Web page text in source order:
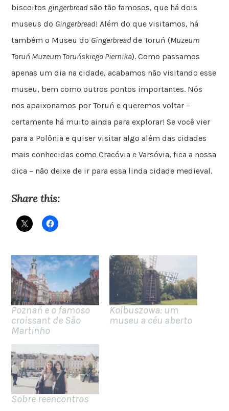
biscoitos gingerbread são tão famosos, que há dois
museus do Gingerbread! Além do que visitamos, há
também o Museu do Gingerbreadde Toruń (Muzeum
Toruń Muzeum Toruńskiego Piernika). Como passamos
apenas um dia na cidade, acabamos não visitando esse
museu, bem como outros pontos importantes. Nós
nos apaixonamos por Toruń e queremos voltar –
certamente há muito ainda para explorar! Se você vier
para a Polônia e quiser visitar algo além das cidades
mais conhecidas como Cracóvia e Varsóvia, fica a nossa
dica – não deixe de ir para essa linda cidade medieval.
Share this:
Poznań e o famoso
croissant de São
Martinho
Kolbuszowa: um
museu a céu aberto
Sobre reencontros